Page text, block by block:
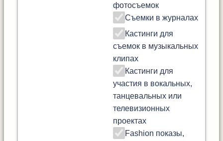
фотосъемок
Съемки в журналах
Кастинги для
съемок в музыкальных
клипах
Кастинги для
участия в вокальных,
танцевальных или
телевизионных
проектах
Fashion показы,